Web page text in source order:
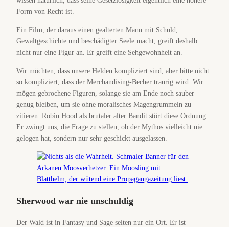
Form von Recht ist.
Ein Film, der daraus einen gealterten Mann mit Schuld,
Gewaltgeschichte und beschädigter Seele macht, greift deshalb
nicht nur eine Figur an. Er greift eine Sehgewohnheit an.
Wir möchten, dass unsere Helden kompliziert sind, aber bitte nicht
so kompliziert, dass der Merchandising-Becher traurig wird. Wir
mögen gebrochene Figuren, solange sie am Ende noch sauber
genug bleiben, um sie ohne moralisches Magengrummeln zu
zitieren. Robin Hood als brutaler alter Bandit stört diese Ordnung.
Er zwingt uns, die Frage zu stellen, ob der Mythos vielleicht nie
gelogen hat, sondern nur sehr geschickt ausgelassen.
Sherwood war nie unschuldig
Der Wald ist in Fantasy und Sage selten nur ein Ort. Er ist